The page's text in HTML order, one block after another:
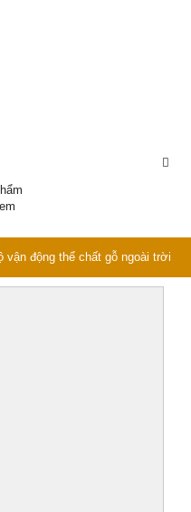
vận động thể chất gỗ ngoài trời